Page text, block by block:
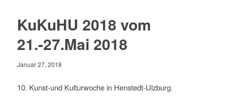
KuKuHU 2018 vom
21.-27.Mai 2018
Januar 27, 2018
10. Kunst-und Kulturwoche in Henstedt-Ulzburg.